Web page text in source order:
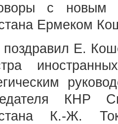
с новым
Ермеком
Е.
КНР
К.-Ж.